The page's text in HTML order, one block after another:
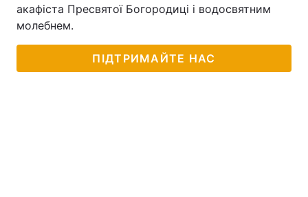
акафіста Пресвятої Богородиці і водосвятним
молебнем.
ПІДТРИМАЙТЕ НАС